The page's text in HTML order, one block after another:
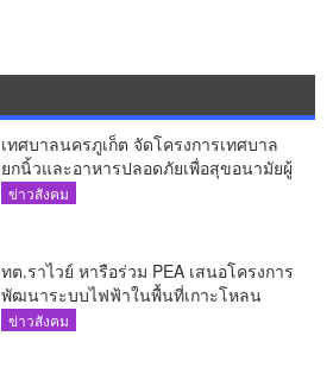
เทศบาลนครภูเก็ต จัดโครงการเทศบาล
ยกนิ้วและอาหารปลอดภัยเพื่อสุขอนามัยผู้
บริโภค
ข่าวสังคม
ทต.ราไวย์ หารือร่วม PEA เสนอโครงการ
พัฒนาระบบไฟฟ้าในพื้นที่เกาะโหลน
ข่าวสังคม